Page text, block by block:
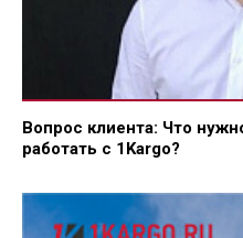
Вопрос клиента: Что
работать с 1Kargo?